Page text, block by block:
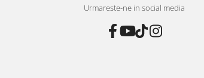
Urmareste-ne in social media